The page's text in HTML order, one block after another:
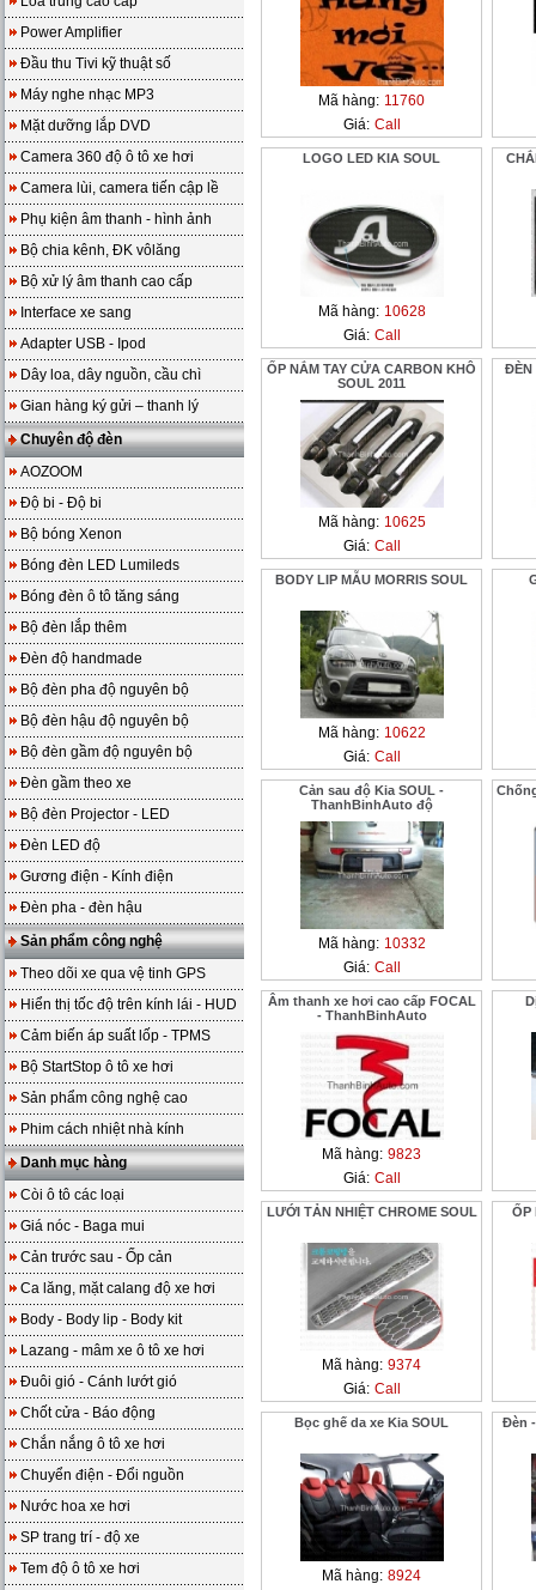
Power Amplifier
Đầu thu Tivi kỹ thuật số
Máy nghe nhạc MP3
Mặt dưỡng lắp DVD
Camera 360 độ ô tô xe hơi
Camera lùi, camera tiến cập lề
Phụ kiện âm thanh - hình ảnh
Bộ chia kênh, ĐK vôlăng
Bộ xử lý âm thanh cao cấp
Interface xe sang
Adapter USB - Ipod
Dây loa, dây nguồn, cầu chì
Gian hàng ký gửi – thanh lý
Chuyên độ đèn
AOZOOM
Độ bi - Độ bi
Bộ bóng Xenon
Bóng đèn LED Lumileds
Bóng đèn ô tô tăng sáng
Bộ đèn lắp thêm
Đèn độ handmade
Bộ đèn pha độ nguyên bộ
Bộ đèn hậu độ nguyên bộ
Bộ đèn gầm độ nguyên bộ
Đèn gầm theo xe
Bộ đèn Projector - LED
Đèn LED độ
Gương điện - Kính điện
Đèn pha - đèn hậu
Sản phẩm công nghệ
Theo dõi xe qua vệ tinh GPS
Hiển thị tốc độ trên kính lái - HUD
Cảm biến áp suất lốp - TPMS
Bộ StartStop ô tô xe hơi
Sản phẩm công nghệ cao
Phim cách nhiệt nhà kính
Danh mục hàng
Còi ô tô các loại
Giá nóc - Baga mui
Cản trước sau - Ốp cản
Ca lăng, mặt calang độ xe hơi
Body - Body lip - Body kit
Lazang - mâm xe ô tô xe hơi
Đuôi gió - Cánh lướt gió
Chốt cửa - Báo động
Chắn nắng ô tô xe hơi
Chuyển điện - Đổi nguồn
Nước hoa xe hơi
SP trang trí - độ xe
Tem độ ô tô xe hơi
Mã hàng: 11760
Giá: Call
LOGO LED KIA SOUL
Mã hàng: 10628
Giá: Call
ỐP NẮM TAY CỬA CARBON KHÔ
SOUL 2011
Mã hàng: 10625
Giá: Call
ĐÈN
BODY LIP MẪU MORRIS SOUL
Mã hàng: 10622
Giá: Call
Cản sau độ Kia SOUL -
ThanhBinhAuto độ
Mã hàng: 10332
Giá: Call
Âm thanh xe hơi cao cấp FOCAL
- ThanhBinhAuto
Mã hàng: 9823
Giá: Call
LƯỚI TẢN NHIỆT CHROME SOUL
Mã hàng: 9374
Giá: Call
ỐP
Bọc ghế da xe Kia SOUL
Mã hàng: 8924
Đèn